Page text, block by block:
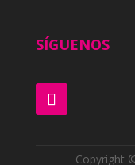
SÍGUENOS
Copyright